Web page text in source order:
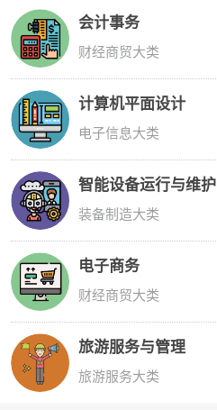
会计事务
财经商贸大类
计算机平面设计
电子信息大类
智能设备运行与维护
装备制造大类
电子商务
财经商贸大类
旅游服务与管理
旅游服务大类